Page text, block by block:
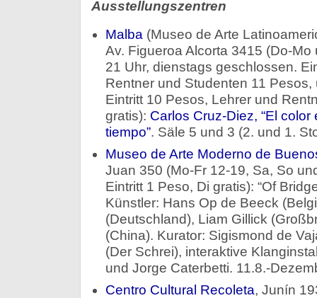
Ausstellungszentren
Malba (Museo de Arte
Av. Figueroa Alcorta 3415 (Do-
21 Uhr, dienstags geschlossen.
Rentner und Studenten 11
Eintritt 10 Pesos, Lehrer und
gratis): Carlos Cruz-Diez, “El
tiempo”. Säle 5 und 3 (2. und 1.
Museo de Arte Moderno de
Juan 350 (Mo-Fr 12-19, Sa, So
Eintritt 1 Peso, Di gratis): “Of
Künstler: Hans Op de Beeck
(Deutschland), Liam Gillick
(China). Kurator: Sigismond de
(Der Schrei), interaktive
und Jorge Caterbetti. 11.8.-
Centro Cultural Recoleta, Junín